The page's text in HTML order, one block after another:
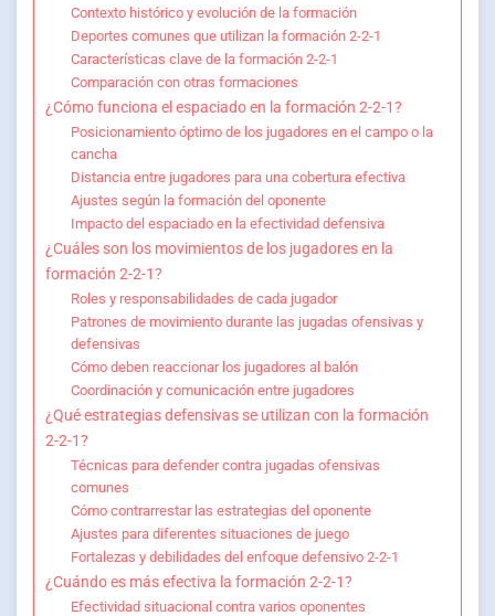
Contexto histórico y evolución de la formación
Deportes comunes que utilizan la formación 2-2-1
Características clave de la formación 2-2-1
Comparación con otras formaciones
¿Cómo funciona el espaciado en la formación 2-2-1?
Posicionamiento óptimo de los jugadores en el campo o la
cancha
Distancia entre jugadores para una cobertura efectiva
Ajustes según la formación del oponente
Impacto del espaciado en la efectividad defensiva
¿Cuáles son los movimientos de los jugadores en la
formación 2-2-1?
Roles y responsabilidades de cada jugador
Patrones de movimiento durante las jugadas ofensivas y
defensivas
Cómo deben reaccionar los jugadores al balón
Coordinación y comunicación entre jugadores
¿Qué estrategias defensivas se utilizan con la formación
2-2-1?
Técnicas para defender contra jugadas ofensivas
comunes
Cómo contrarrestar las estrategias del oponente
Ajustes para diferentes situaciones de juego
Fortalezas y debilidades del enfoque defensivo 2-2-1
¿Cuándo es más efectiva la formación 2-2-1?
Efectividad situacional contra varios oponentes